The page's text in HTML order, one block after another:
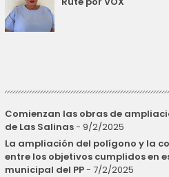
Comienzan las obras de
de Las Salinas- 9/2/2025
La ampliación del polígono y la
entre los objetivos cumplidos en
municipal del PP- 7/2/2025